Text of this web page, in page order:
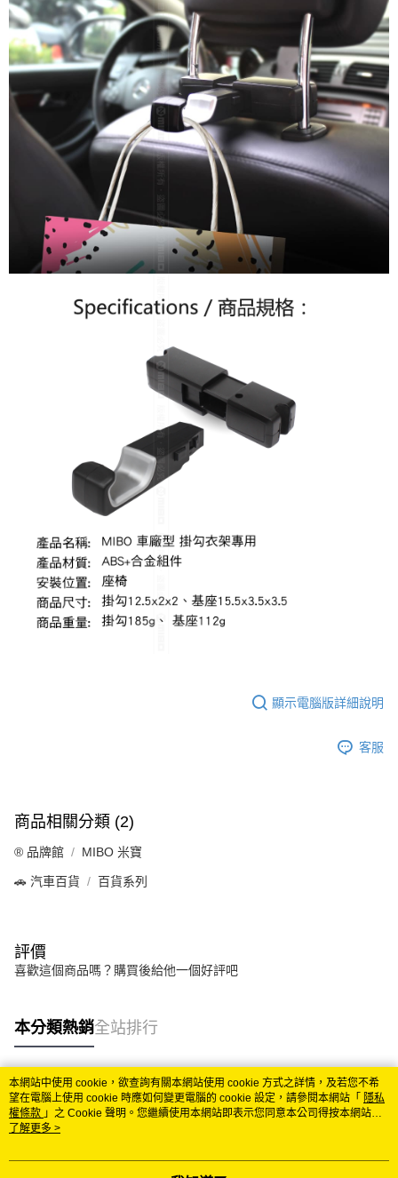
顯示電腦版詳細說明
客服
商品相關分類 (2)
®️ 品牌館 MIBO 米寶
🚗 汽車百貨 百貨系列
評價
喜歡這個商品嗎？購買後給他一個好評吧
本分類熱銷全站排行
熱門標籤
本網站中使用 cookie，欲查詢有關本網站使用 cookie 方式之詳情，及若您不希
望在電腦上使用 cookie 時應如何變更電腦的 cookie 設定，請參閱本網站「 隱私
權條款 」之 Cookie 聲明。您繼續使用本網站即表示您同意本公司得按本網站使
用條款之 Cookie 聲明使用 cookie。
了解更多 >